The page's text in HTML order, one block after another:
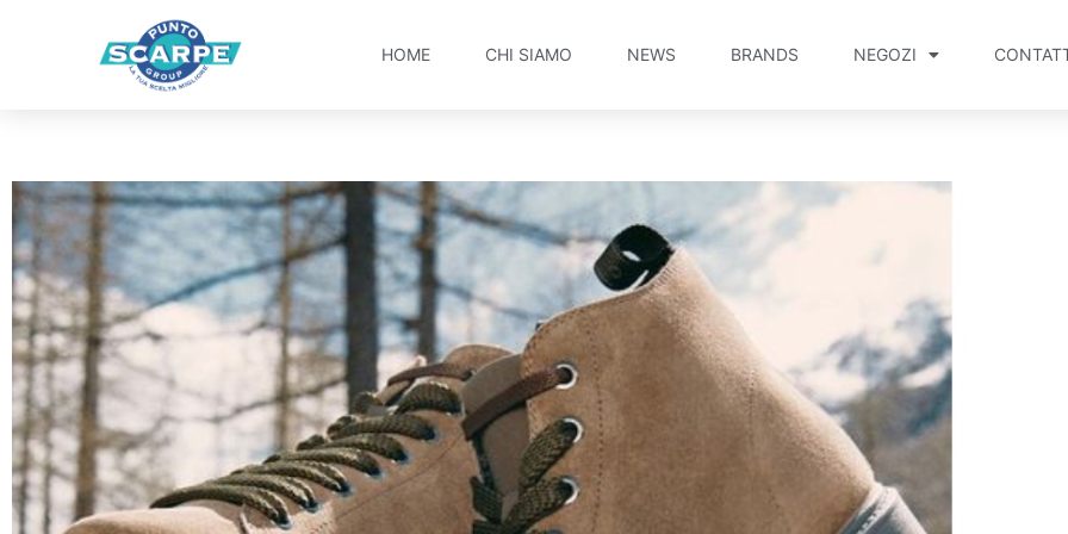
HOME CHI SIAMO NEWS BRANDS NEGOZI